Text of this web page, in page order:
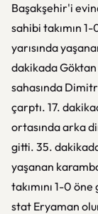
Başakşehir'i
sahibi takımın
yarısında
dakikada Göktan
sahasında
çarptı. 17.
ortasında arka
gitti. 35.
yaşanan
takımını 1-0
stat Eryaman